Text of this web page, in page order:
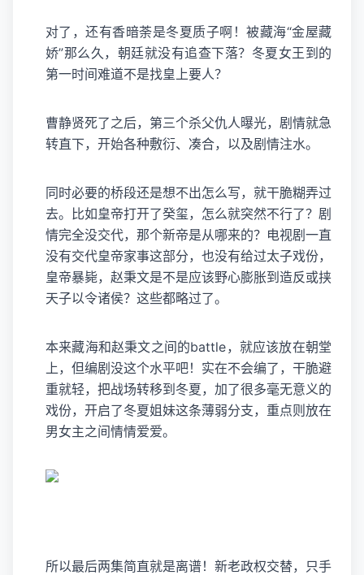
对了，还有香暗荼是冬夏质子啊！被藏海“金屋藏
娇”那么久，朝廷就没有追查下落？冬夏女王到的
第一时间难道不是找皇上要人？
曹静贤死了之后，第三个杀父仇人曝光，剧情就急
转直下，开始各种敷衍、凑合，以及剧情注水。
同时必要的桥段还是想不出怎么写，就干脆糊弄过
去。比如皇帝打开了癸玺，怎么就突然不行了？剧
情完全没交代，那个新帝是从哪来的？电视剧一直
没有交代皇帝家事这部分，也没有给过太子戏份，
皇帝暴毙，赵秉文是不是应该野心膨胀到造反或挟
天子以令诸侯？这些都略过了。
本来藏海和赵秉文之间的battle，就应该放在朝堂
上，但编剧没这个水平吧！实在不会编了，干脆避
重就轻，把战场转移到冬夏，加了很多毫无意义的
戏份，开启了冬夏姐妹这条薄弱分支，重点则放在
男女主之间情情爱爱。
所以最后两集简直就是离谱！新老政权交替，只手